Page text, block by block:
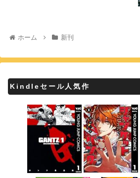
ホーム 新刊
Kindleセール人気作